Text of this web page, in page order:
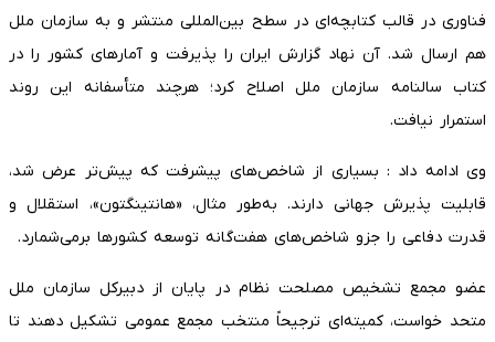
فناوری در قالب کتابچه‌ای در سطح بین‌المللی منتشر و به سازمان ملل
هم ارسال شد. آن نهاد گزارش ایران را پذیرفت و آمارهای کشور را در
کتاب سالنامه سازمان ملل اصلاح کرد؛ هرچند متأسفانه این روند
استمرار نیافت.
وی ادامه داد : بسیاری از شاخص‌های پیشرفت که پیش‌تر عرض شد،
قابلیت پذیرش جهانی دارند. به‌طور مثال، «هانتینگتون»، استقلال و
قدرت دفاعی را جزو شاخص‌های هفت‌گانه توسعه کشورها برمی‌شمارد.
عضو مجمع تشخیص مصلحت نظام در پایان از دبیرکل سازمان ملل
متحد خواست، کمیته‌ای ترجیحاً منتخب مجمع عمومی تشکیل دهند تا